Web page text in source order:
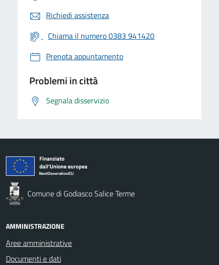
Richiedi assistenza
Chiama il numero 0383 941420
Prenota appuntamento
Problemi in città
Segnala disservizio
Comune di Godiasco Salice Terme
AMMINISTRAZIONE
Aree amministrative
Documenti e dati